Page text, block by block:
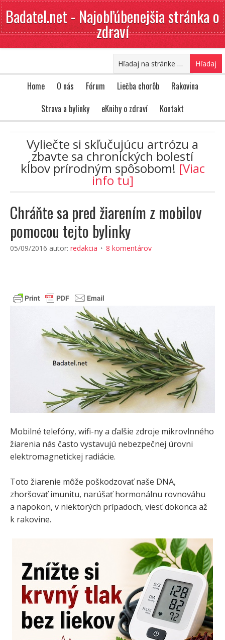
Badatel.net - Najobľúbenejšia stránka o
zdraví
Home O nás Fórum Liečba chorôb
Rakovina
Strava a bylinky
eKnihy o zdraví Kontakt
Vyliečte si skľučujúcu artrózu a
zbavte sa chronických bolestí
kĺbov prírodným spôsobom! [Viac
info tu]
Chráňte sa pred žiarením z mobilov
pomocou tejto bylinky
05/09/2016 autor: redakcia 8 komentárov
Mobilné telefóny, wifi-ny a ďalšie zdroje mikrovlnného
žiarenia nás často vystavujú nebezpečnej úrovni
elektromagnetickej radiácie.
Toto žiarenie môže poškodzovať naše DNA,
zhoršovať imunitu, narúšať hormonálnu rovnováhu
a napokon, v niektorých prípadoch, viesť dokonca až
k rakovine.